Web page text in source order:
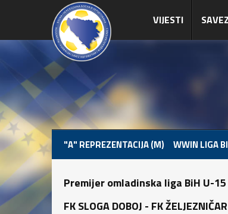
VIJESTI SAVEZ
"A" REPREZENTACIJA (M) WWIN LIGA
Premijer omladinska liga BiH U-
FK SLOGA DOBOJ - FK